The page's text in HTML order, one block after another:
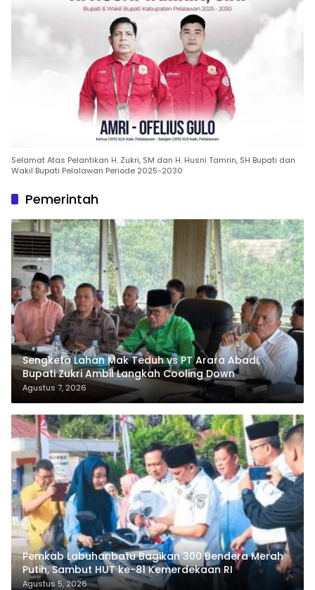
Selamat Atas Pelantikan H. Zukri, SM dan H. Husni Tamrin, SH Bupati dan
Wakil Bupati Pelalawan Periode 2025-2030
Pemerintah
Sengketa Lahan Mak Teduh vs PT Arara Abadi,
Bupati Zukri Ambil Langkah Cooling Down
Agustus 7, 2026
Pemkab Labuhanbatu Bagikan 300 Bendera Merah
Putih, Sambut HUT ke-81 Kemerdekaan RI
Agustus 5, 2026